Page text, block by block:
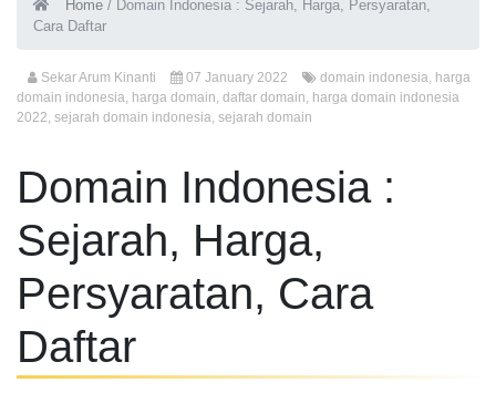
Home / Domain Indonesia : Sejarah, Harga, Persyaratan,
Cara Daftar
Sekar Arum Kinanti 07 January 2022 domain indonesia, harga
domain indonesia, harga domain, daftar domain, harga domain indonesia
2022, sejarah domain indonesia, sejarah domain
Domain Indonesia :
Sejarah, Harga,
Persyaratan, Cara
Daftar